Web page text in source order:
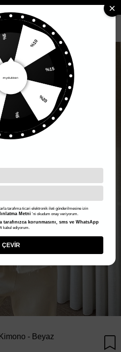
Üst Giyim Püskül Detaylı Bağlamalı
- Beyaz
%5
%10
%15
%20
%5
tarafıma ticari elektronik ileti gönderilmesine izin
Metni 'ni okudum onay veriyorum.
tarafınızca korunmasını, sms ve WhatsApp
kabul ediyorum.
ÇEVİR